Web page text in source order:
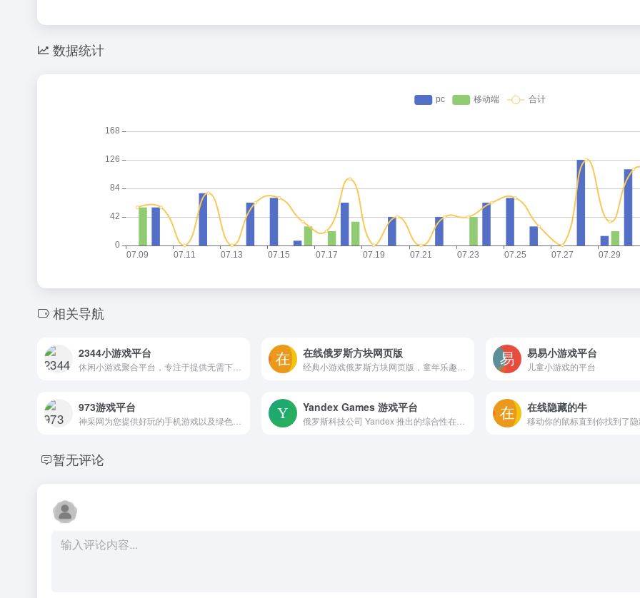
数据统计
相关导航
2344小游戏平台 在线俄罗斯方块网页版 易易小游戏平台
儿童小游戏的平台
973游戏平台 Yandex Games 游戏平台 在线隐藏的牛
暂无评论